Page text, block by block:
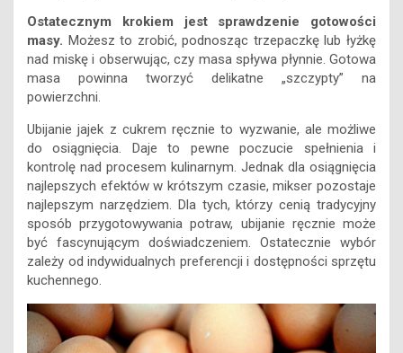
Ostatecznym krokiem jest sprawdzenie gotowości
masy. Możesz to zrobić, podnosząc trzepaczkę lub łyżkę
nad miskę i obserwując, czy masa spływa płynnie. Gotowa
masa powinna tworzyć delikatne „szczypty” na
powierzchni.
Ubijanie jajek z cukrem ręcznie to wyzwanie, ale możliwe
do osiągnięcia. Daje to pewne poczucie spełnienia i
kontrolę nad procesem kulinarnym. Jednak dla osiągnięcia
najlepszych efektów w krótszym czasie, mikser pozostaje
najlepszym narzędziem. Dla tych, którzy cenią tradycyjny
sposób przygotowywania potraw, ubijanie ręcznie może
być fascynującym doświadczeniem. Ostatecznie wybór
zależy od indywidualnych preferencji i dostępności sprzętu
kuchennego.